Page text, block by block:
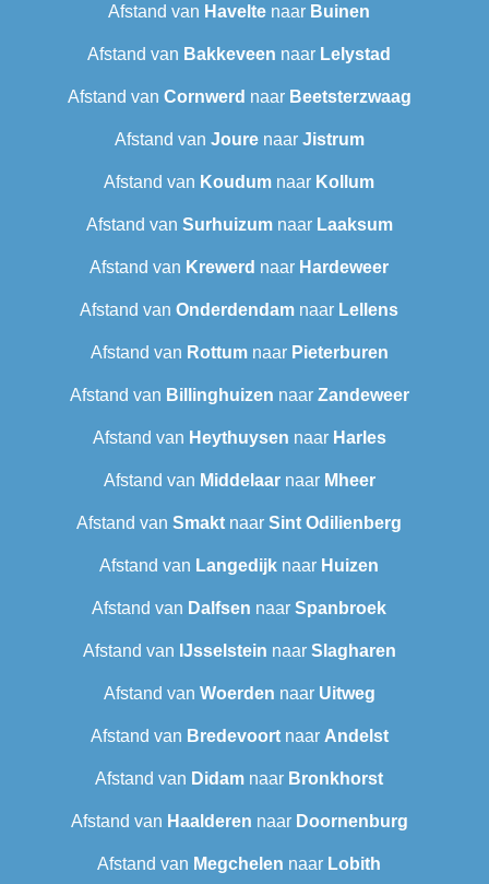
Afstand van Havelte naar Buinen
Afstand van Bakkeveen naar Lelystad
Afstand van Cornwerd naar Beetsterzwaag
Afstand van Jourenaar Jistrum
Afstand van Koudum naar Kollum
Afstand van Surhuizumnaar Laaksum
Afstand van Krewerd naar Hardeweer
Afstand van Onderdendam naar Lellens
Afstand van Rottumnaar Pieterburen
Afstand van Billinghuizen naar Zandeweer
Afstand van Heythuysen naar Harles
Afstand van Middelaarnaar Mheer
Afstand van Smakt naar Sint Odilienberg
Afstand van Langedijk naar Huizen
Afstand van Dalfsen naar Spanbroek
Afstand van IJsselstein naar Slagharen
Afstand van Woerden naar Uitweg
Afstand van Bredevoortnaar Andelst
Afstand van Didam naar Bronkhorst
Afstand van Haalderen naar Doornenburg
Afstand van Megchelen naar Lobith